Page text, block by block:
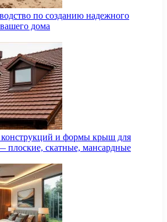
по созданию надежного
дома
и формы крыш для
плоские, скатные, мансардные